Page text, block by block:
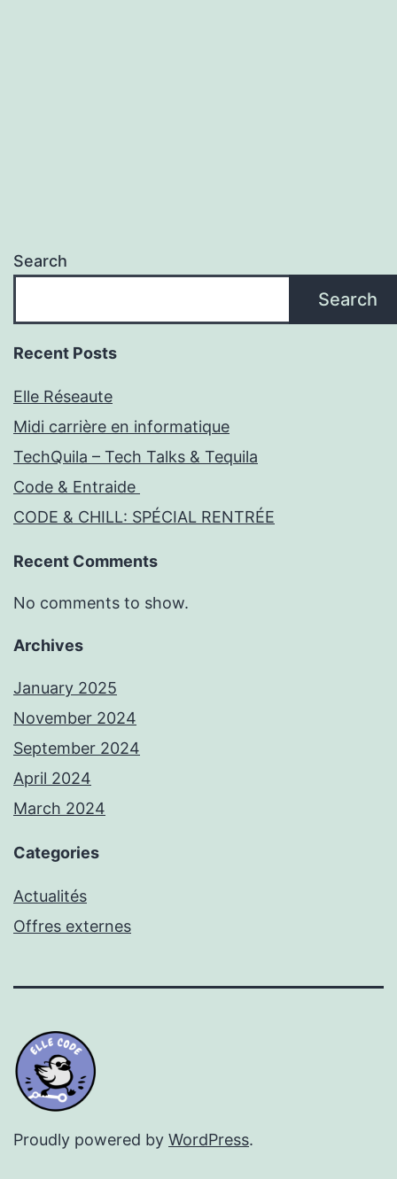
Search
Search
Recent Posts
Elle Réseaute
Midi carrière en informatique
TechQuila – Tech Talks & Tequila
Code & Entraide
CODE & CHILL: SPÉCIAL RENTRÉE
Recent Comments
No comments to show.
Archives
January 2025
November 2024
September 2024
April 2024
March 2024
Categories
Actualités
Offres externes
Proudly powered by WordPress.